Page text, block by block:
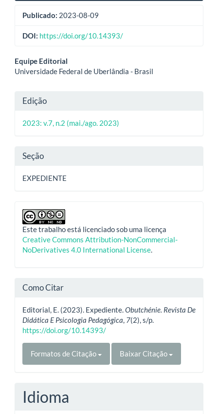
Publicado: 2023-08-09
DOI: https://doi.org/10.14393/
Conteúdo
artigo
principal
Equipe Editorial
Universidade Federal de Uberlândia - Brasil
Detalhes
do
artigo
Edição
2023: v.7, n.2 (mai./ago. 2023)
Seção
EXPEDIENTE
Este trabalho está licenciado sob uma licença
Creative Commons Attribution-NonCommercial-
NoDerivatives 4.0 International License.
Como Citar
Editorial, E. (2023). Expediente.Obutchénie. Revista De
Didática E Psicologia Pedagógica, 7(2), s/p.
https://doi.org/10.14393/
Formatos de Citação Baixar Citação
Idioma